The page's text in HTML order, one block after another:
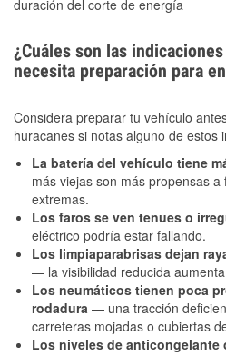
duración del corte de energía
¿Cuáles son las
necesita preparación para
Considera preparar tu vehículo
huracanes si notas alguno de estos
La batería del vehículo tiene
más viejas son más propensas
extremas.
Los faros se ven tenues o
eléctrico podría estar fallando.
Los limpiaparabrisas dejan
— la visibilidad reducida
Los neumáticos tienen poca
rodadura — una tracción
carreteras mojadas o cubiertas
Los niveles de